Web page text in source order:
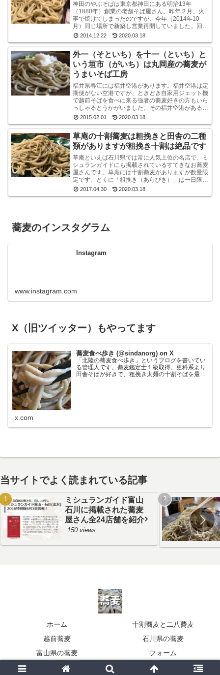
神田のやぶそばは東京都神田にある明治13年
（1880年）創業の老舗そば屋さん。昨年２月、火
事で焼けてしまったのですが、今年（2014年10
月）同じ場所で新築し営業再開していました。回り
は高層ビルばかりという都内一等地に、ビルではな
く平屋のよ...
2014.12.22 2020.03.18
外一（そといち）を十一（といち）と
いう垣市（がいち）は丸岡産の蕎麦が
うまいそば工房
福井県春江には福井空港があります。福井空港は定
期便がない空港ですが、ときどき自家用ジェット機
で越前そばを食べに来る強者の蕎麦好きの方もいら
っしゃるとうかがいました。その福井空港がある春
江には、垣市（がいち）という小さなお蕎麦屋さん
があります...
2015.02.01 2020.03.18
草庵の十割蕎麦は粗挽きと田舎の二種
類がありますが粗挽き十割は絶品です
草庵といえば石川県では常に人気上位の名店で、ミ
シュランガイドにも掲載されているすてきなお蕎麦
屋さんです。草庵には十割蕎麦がありますが数量限
定です。とくに「粗挽き（あらびき）」は一日限定
１０食というレアな十割蕎麦です。もしも、十割粗
挽きがオー...
2017.04.30 2020.03.18
蕎麦のインスタグラム
Instagram
www.instagram.com
X（旧ツイッター）もやってます
蕎麦食べ歩き (@sindanorg) on X
「北陸の蕎麦食べ歩き」というブログを書いてい
る管理人です。蕎麦鑑定士１級取得。更科系より
田舎そばが好きで、粗挽き太麺の十割そばを最も
x.com
当サイトでよく読まれている記事
ミシュランガイド富山
石川に掲載された蕎麦
屋さん全24店舗を紹介
150 views
ホーム
十割蕎麦と二八蕎麦
越前蕎麦
石川県の蕎麦
富山県の蕎麦
フォーム
© 2011 蕎麦の食べ歩き北陸.